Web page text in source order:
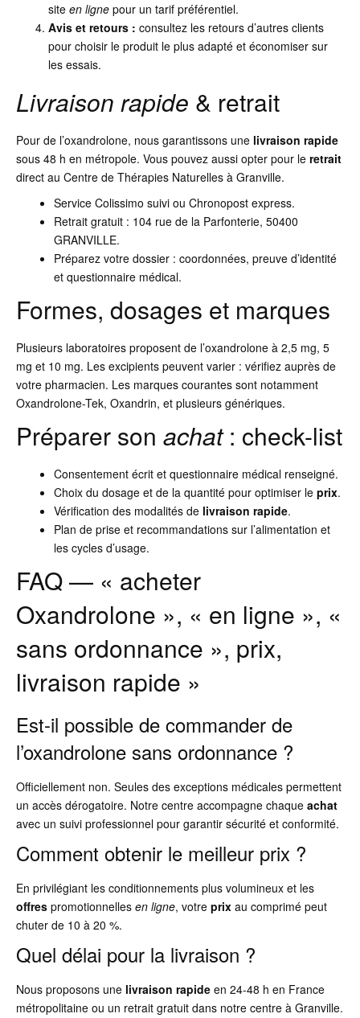
site en ligne pour un tarif préférentiel.
Avis et retours : consultez les retours d’autres clients
pour choisir le produit le plus adapté et économiser sur
les essais.
Livraison rapide & retrait
Pour de l’oxandrolone, nous garantissons une livraison rapide
sous 48 h en métropole. Vous pouvez aussi opter pour le retrait
direct au Centre de Thérapies Naturelles à Granville.
Service Colissimo suivi ou Chronopost express.
Retrait gratuit : 104 rue de la Parfonterie, 50400
GRANVILLE.
Préparez votre dossier : coordonnées, preuve d’identité
et questionnaire médical.
Formes, dosages et marques
Plusieurs laboratoires proposent de l’oxandrolone à 2,5 mg, 5
mg et 10 mg. Les excipients peuvent varier : vérifiez auprès de
votre pharmacien. Les marques courantes sont notamment
Oxandrolone-Tek, Oxandrin, et plusieurs génériques.
Préparer son achat: check-list
Consentement écrit et questionnaire médical renseigné.
Choix du dosage et de la quantité pour optimiser le prix.
Vérification des modalités de livraison rapide.
Plan de prise et recommandations sur l’alimentation et
les cycles d’usage.
FAQ — « acheter
Oxandrolone », « en ligne », «
sans ordonnance », prix,
livraison rapide »
Est-il possible de commander de
l’oxandrolone sans ordonnance ?
Officiellement non. Seules des exceptions médicales permettent
un accès dérogatoire. Notre centre accompagne chaque achat
avec un suivi professionnel pour garantir sécurité et conformité.
Comment obtenir le meilleur prix ?
En privilégiant les conditionnements plus volumineux et les
offres promotionnelles en ligne, votre prix au comprimé peut
chuter de 10 à 20 %.
Quel délai pour la livraison ?
Nous proposons une livraison rapide en 24-48 h en France
métropolitaine ou un retrait gratuit dans notre centre à Granville.